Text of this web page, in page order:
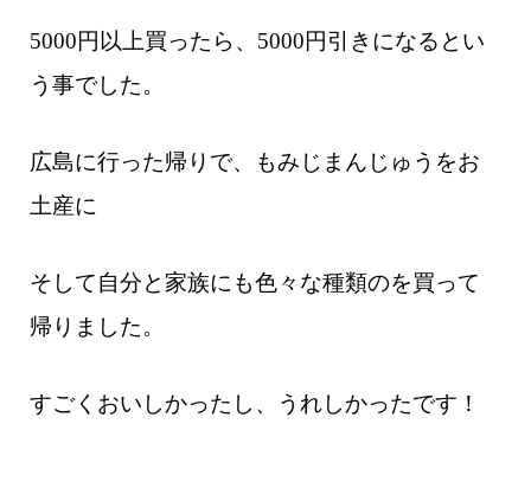
5000円以上買ったら、5000円引きになるとい
う事でした。
広島に行った帰りで、もみじまんじゅうをお
土産に
そして自分と家族にも色々な種類のを買って
帰りました。
すごくおいしかったし、うれしかったです！